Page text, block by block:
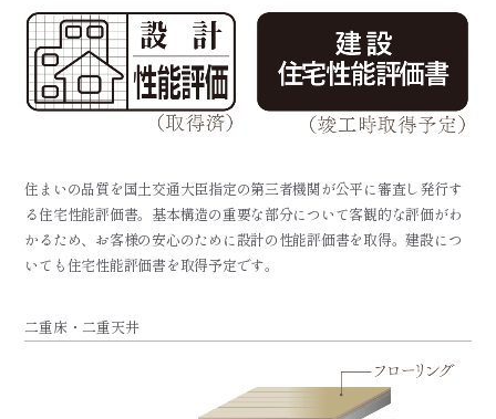
住まいの品質を国土交通大臣指定の第三者機関が公平に審査し発行す
る住宅性能評価書。基本構造の重要な部分について客観的な評価がわ
かるため、お客様の安心のために設計の性能評価書を取得。建設につ
いても住宅性能評価書を取得予定です。
二重床・二重天井